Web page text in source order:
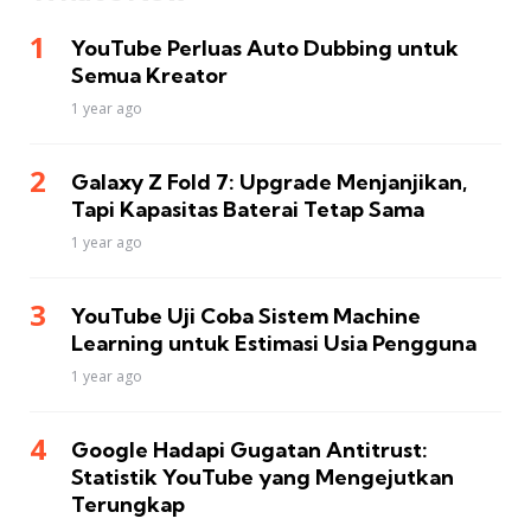
YouTube Perluas Auto Dubbing untuk
Semua Kreator
1 year ago
Galaxy Z Fold 7: Upgrade Menjanjikan,
Tapi Kapasitas Baterai Tetap Sama
1 year ago
YouTube Uji Coba Sistem Machine
Learning untuk Estimasi Usia Pengguna
1 year ago
Google Hadapi Gugatan Antitrust:
Statistik YouTube yang Mengejutkan
Terungkap